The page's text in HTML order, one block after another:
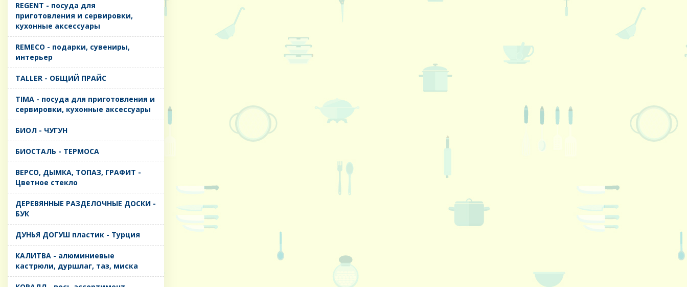
REGENT - посуда для
приготовления и сервировки,
кухонные аксессуары
REMECO - подарки, сувениры,
интерьер
TALLER - ОБЩИЙ ПРАЙС
TIMA - посуда для приготовления и
сервировки, кухонные аксессуары
БИОЛ - ЧУГУН
БИОСТАЛЬ - ТЕРМОСА
ВЕРСО, ДЫМКА, ТОПАЗ, ГРАФИТ -
Цветное стекло
ДЕРЕВЯННЫЕ РАЗДЕЛОЧНЫЕ ДОСКИ -
БУК
ДУНЬЯ ДОГУШ пластик - Турция
КАЛИТВА - алюминиевые
кастрюли, дуршлаг, таз, миска